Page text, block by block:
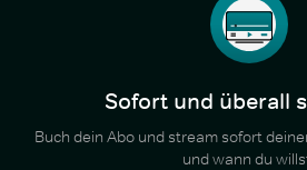
Sofort und überall
Buch dein Abo und stream sofort
und wann du